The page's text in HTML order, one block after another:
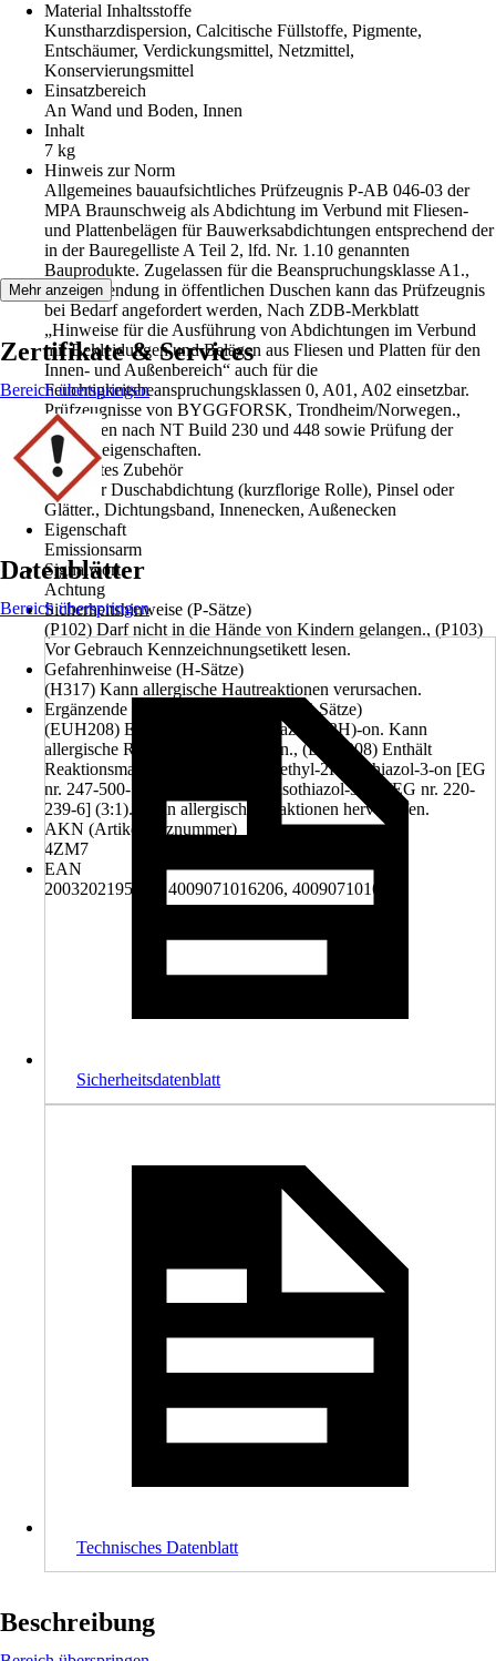
Material Inhaltsstoffe
Kunstharzdispersion, Calcitische Füllstoffe, Pigmente,
Entschäumer, Verdickungsmittel, Netzmittel,
Konservierungsmittel
Einsatzbereich
An Wand und Boden, Innen
Inhalt
7 kg
Hinweis zur Norm
Allgemeines bauaufsichtliches Prüfzeugnis P-AB 046-03 der
MPA Braunschweig als Abdichtung im Verbund mit Fliesen-
und Plattenbelägen für Bauwerksabdichtungen entsprechend der
in der Bauregelliste A Teil 2, lfd. Nr. 1.10 genannten
Bauprodukte. Zugelassen für die Beanspruchungsklasse A1.,
Bei Anwendung in öffentlichen Duschen kann das Prüfzeugnis
bei Bedarf angefordert werden, Nach ZDB-Merkblatt
„Hinweise für die Ausführung von Abdichtungen im Verbund
mit Bekleidungen und Belägen aus Fliesen und Platten für den
Innen- und Außenbereich“ auch für die
Feuchtigkeitsbeanspruchungsklassen 0, A01, A02 einsetzbar.
Prüfzeugnisse von BYGGFORSK, Trondheim/Norwegen.,
Prüfungen nach NT Build 230 und 448 sowie Prüfung der
Materialeigenschaften.
Benötigtes Zubehör
Rolle für Duschabdichtung (kurzflorige Rolle), Pinsel oder
Glätter., Dichtungsband, Innenecken, Außenecken
Eigenschaft
Emissionsarm
Signalwort
Achtung
Sicherheitshinweise (P-Sätze)
(P102) Darf nicht in die Hände von Kindern gelangen., (P103)
Vor Gebrauch Kennzeichnungsetikett lesen.
Gefahrenhinweise (H-Sätze)
(H317) Kann allergische Hautreaktionen verursachen.
Ergänzende Gefahrenmerkmale (EUH-Sätze)
(EUH208) Enthält 1,2-Benzisothiazol-3(2H)-on. Kann
allergische Reaktionen hervorrufen., (EUH208) Enthält
Reaktionsmasse aus: 5-Chlor-2-methyl-2H-isothiazol-3-on [EG
nr. 247-500-7] und 2-Methyl-2H-isothiazol-3-on [EG nr. 220-
239-6] (3:1). Kann allergische Reaktionen hervorrufen.
AKN (Artikelkurznummer)
4ZM7
EAN
2003202195008, 4009071016206, 4009071016220
Mehr anzeigen
Zertifikate & Services
Bereich überspringen
Datenblätter
Bereich überspringen
Sicherheitsdatenblatt
Technisches Datenblatt
Beschreibung